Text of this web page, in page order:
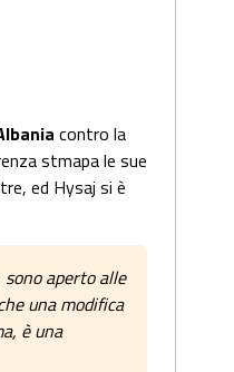
contro la
stmapa le sue
ed Hysaj si è
aperto alle
una modifica
è una